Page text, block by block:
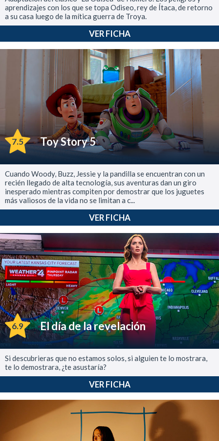
aprendizajes con los que se topa Odiseo, rey de Ítaca, de retorno
a su casa luego de la mítica guerra de Troya.
VER FICHA
7.5 Toy Story 5
Cuando Woody, Buzz, Jessie y la pandilla se encuentran con un
recién llegado de alta tecnología, sus aventuras dan un giro
inesperado mientras compiten por demostrar que los juguetes
más valiosos de la vida no se limitan a c...
VER FICHA
6.9 El día de la revelación
Si descubrieras que no estamos solos, si alguien te lo mostrara,
te lo demostrara, ¿te asustaría?
VER FICHA